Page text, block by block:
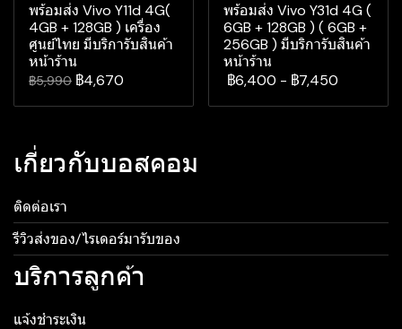
พร้อมส่ง Vivo Y11d 4G(
4GB + 128GB ) เครื่อง
ศูนย์ไทย มีบริการับสินค้า
หน้าร้าน
฿5,990 ฿4,670
พร้อมส่ง Vivo Y31d 4G (
6GB + 128GB ) ( 6GB +
256GB ) มีบริการับสินค้า
หน้าร้าน
฿6,400 - ฿7,450
เกี่ยวกับบอสคอม
ติดต่อเรา
รีวิวส่งของ/ไรเดอร์มารับของ
บริการลูกค้า
แจ้งชำระเงิน